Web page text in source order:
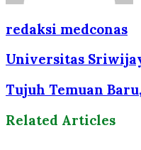
redaksi medconas
Universitas
Tujuh Temuan
Related Articles